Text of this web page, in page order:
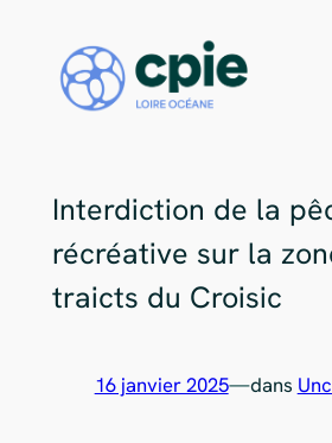
Choisissez votre
contenu
Interdiction de la
récréative sur la
traicts du Croisic
16 janvier 2025—dans